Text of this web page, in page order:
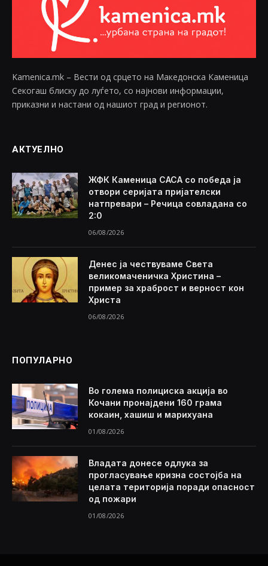
Kamenica.mk – Вести од срцето на Македонска Каменица
Секогаш блиску до луѓето, со најнови информации,
приказни и настани од нашиот град и регионот.
АКТУЕЛНО
ЖФК Каменица САСА со победа ја
отвори серијата пријателски
натпревари – Речица совладана со
2:0
06/08/2026
Денес ја чествуваме Света
великомаченичка Христина –
пример за храброст и верност кон
Христа
06/08/2026
ПОПУЛАРНО
Во голема полициска акција во
Кочани пронајдени 160 грама
кокаин, хашиш и марихуана
01/08/2026
Владата донесе одлука за
прогласување кризна состојба на
целата територија поради опасност
од пожари
01/08/2026